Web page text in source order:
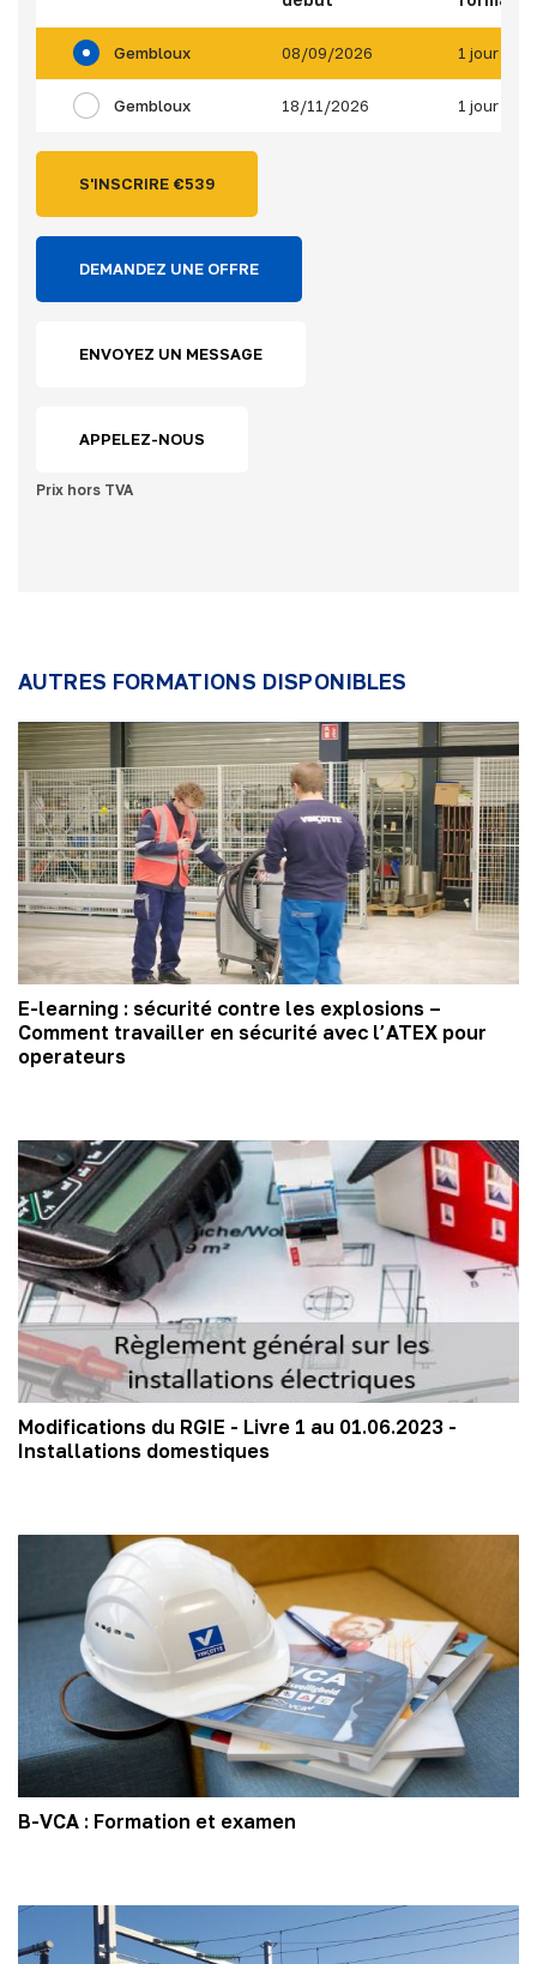
Gembloux 08/09/2026 1 jour
Gembloux 18/11/2026 1 jour
S'INSCRIRE €539
DEMANDEZ UNE OFFRE
ENVOYEZ UN MESSAGE
APPELEZ-NOUS
Prix hors TVA
AUTRES FORMATIONS DISPONIBLES
E-learning : sécurité contre les explosions –
Comment travailler en sécurité avec l’ATEX pour
operateurs
Modifications du RGIE - Livre 1 au 01.06.2023 -
Installations domestiques
B-VCA : Formation et examen